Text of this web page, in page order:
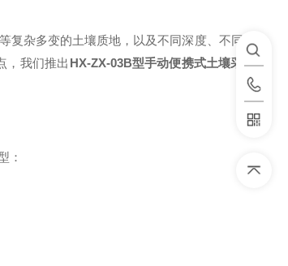
复杂多变的土壤质地，以及不同深度、不同区
，我们推出 HX-ZX-03B型手动便携式土壤采样
：